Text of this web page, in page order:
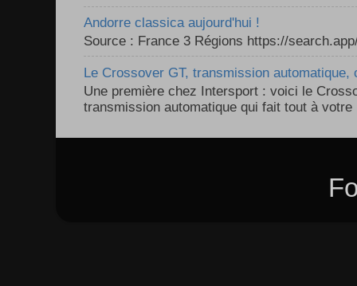
Andorre classica aujourd'hui !
Source : France 3 Régions https://
Le Crossover GT, transmission automatique,
Une première chez Intersport : voici le
transmission automatique qui fait tout à